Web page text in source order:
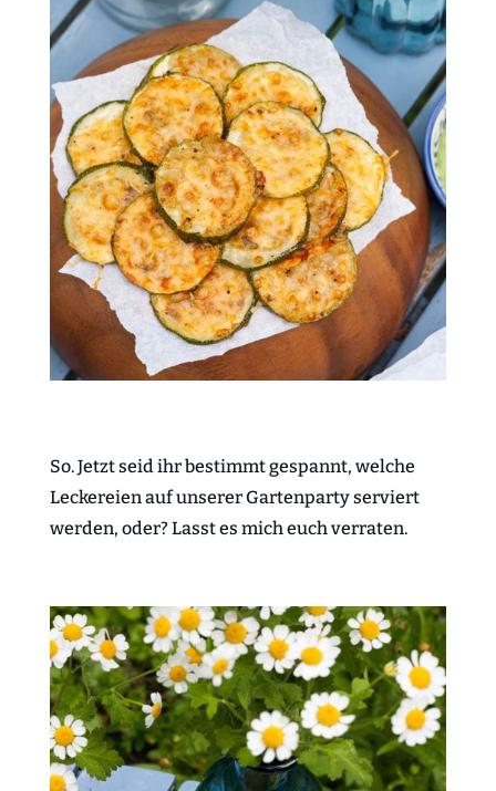
So. Jetzt seid ihr bestimmt gespannt, welche
Leckereien auf unserer Gartenparty serviert
werden, oder? Lasst es mich euch verraten.